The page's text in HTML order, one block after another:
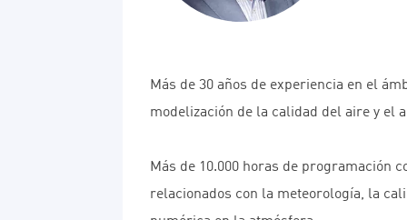
Más de 30 años de experiencia en el
modelización de la calidad del aire y el
Más de 10.000 horas de programación
relacionados con la meteorología, la